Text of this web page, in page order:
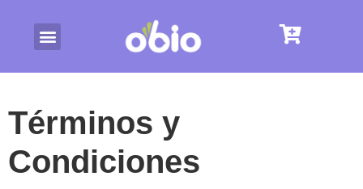
Términos y
Condiciones